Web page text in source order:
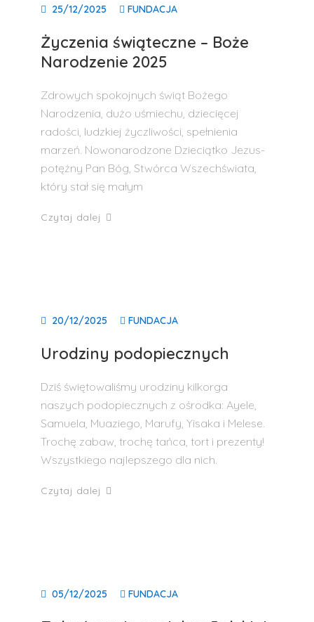
25/12/2025 FUNDACJA
Życzenia świąteczne – Boże
Narodzenie 2025
Zdrowych spokojnych świąt Bożego
Narodzenia, dużo uśmiechu, dziecięcej
radości, ludzkiej życzliwości, spełnienia
marzeń. Nowonarodzone Dzieciątko Jezus-
potężny Pan Bóg, Stwórca Wszechświata,
który stał się małym
Czytaj dalej
20/12/2025 FUNDACJA
Urodziny podopiecznych
Dziś świętowaliśmy urodziny kilkorga
naszych podopiecznych z ośrodka: Ayele,
Samuela, Muaziego, Marufy, Yisaka i Melese.
Trochę zabaw, trochę tańca, tort i prezenty!
Wszystkiego najlepszego dla nich.
Czytaj dalej
05/12/2025 FUNDACJA